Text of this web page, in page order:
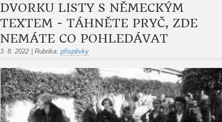
DVORKU LISTY S NĚMECKÝM
TEXTEM - TÁHNĚTE PRYČ, ZDE
NEMÁTE CO POHLEDÁVAT
3. 8. 2022 Rubrika: příspěvky